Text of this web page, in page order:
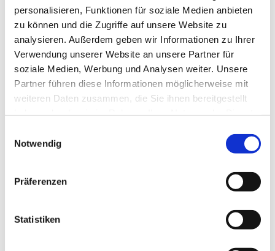
personalisieren, Funktionen für soziale Medien anbieten
zu können und die Zugriffe auf unsere Website zu
analysieren. Außerdem geben wir Informationen zu Ihrer
Verwendung unserer Website an unsere Partner für
soziale Medien, Werbung und Analysen weiter. Unsere
Partner führen diese Informationen möglicherweise mit
weiteren Daten zusammen, die Sie ihnen bereitgestellt
Notwendig
Präferenzen
Statistiken
attraktive Vergütung
Fort- und Weiterbildungsmöglichkeiten sowie die
Zusatzbezeichnungen "plastische Operationen" und
"Allergologie"
hervorragendes Arbeitsklima
Unterstützung bei der Wohnungssuche
Haben wir Ihr Interesse geweckt?
Dann bewerben Sie sich jetzt direkt bei uns! Wir
vertraulich, unverbindlich und über